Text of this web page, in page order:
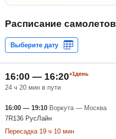
Расписание самолетов
16:00 — 16:20+1день
24 ч 20 мин в пути
16:00 — 19:10 Воркута — Москва
7R136 РусЛайн
Пересадка 19 ч 10 мин